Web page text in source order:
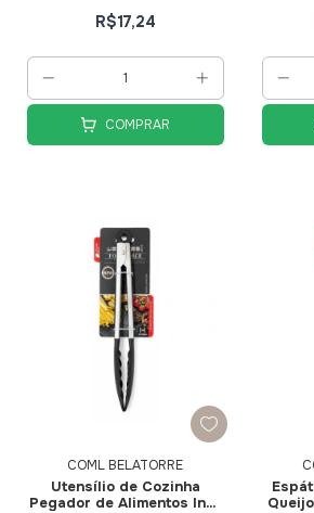
R$17,24
COMPRAR
COML BELATORRE
Utensílio de Cozinha
Pegador de Alimentos Inox